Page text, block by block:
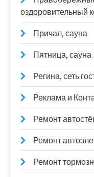
оздоровительный
Причал, сауна
Пятница, сауна
Регина, сеть
Реклама и
Ремонт
Ремонт
Ремонт